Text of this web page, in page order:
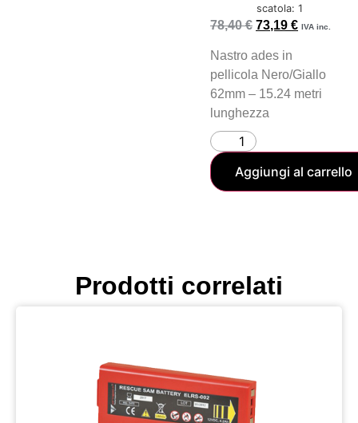
scatola: 1
78,40€ 73,19€ IVA inc.
Nastro ades in
pellicola Nero/Giallo
62mm – 15.24 metri
lunghezza
Aggiungi al carrello
Prodotti correlati